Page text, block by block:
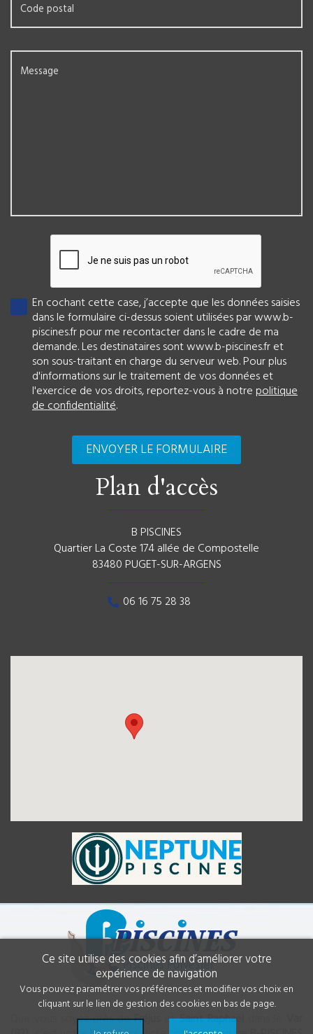
Code postal
Message
En cochant cette case, j’accepte que les données saisies
dans le formulaire ci-dessus soient utilisées par www.b-
piscines.fr pour me recontacter dans le cadre de ma
demande. Les destinataires sont www.b-piscines.fr et
son sous-traitant en charge du serveur web. Pour plus
d'informations sur le traitement de vos données et
l'exercice de vos droits, reportez-vous à notre politique
de confidentialité.
Plan d'accès
B PISCINES
Quartier La Coste 174 allée de Compostelle
83480 PUGET-SUR-ARGENS
06 16 75 28 38
Que vous soyez près deFréjus etSaint Raphaël
Ce site utilise des cookies afin d’améliorer votre
expérience de navigation
Vous pouvez paramétrer vos préférences et modifier vos choix en
cliquant sur le lien de gestion des cookies en bas de page.